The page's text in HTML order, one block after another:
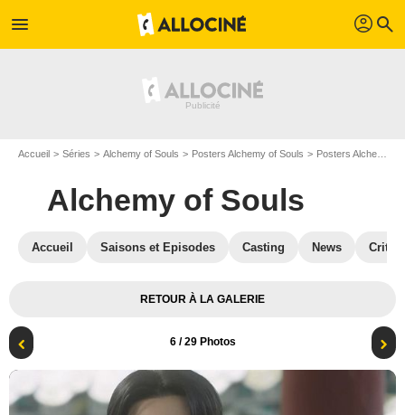
menu profil search
Accueil Séries Alchemy of Souls Posters Alchemy of Souls Posters Alchemy of Souls S02
Alchemy of Souls
Accueil Saisons et Episodes Casting News
RETOUR À LA GALERIE
6/ 29 Photos